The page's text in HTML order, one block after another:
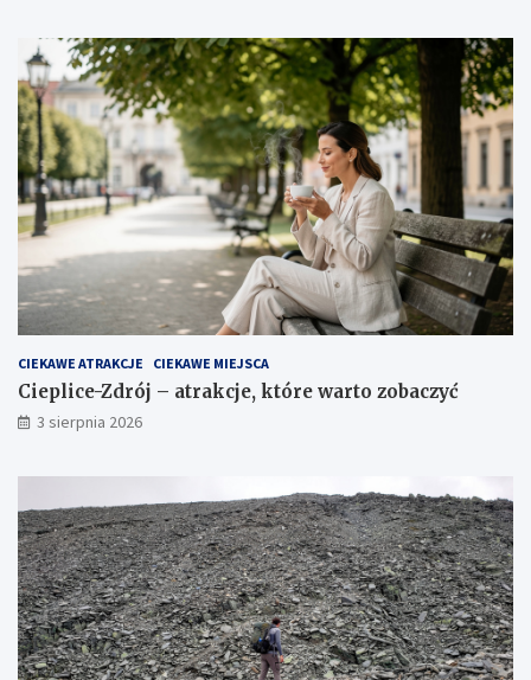
CIEKAWE ATRAKCJE CIEKAWE MIEJSCA
Cieplice-Zdrój – atrakcje, które warto zobaczyć
3 sierpnia 2026